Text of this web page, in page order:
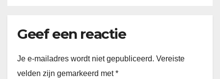
Geef een reactie
Je e-mailadres wordt niet gepubliceerd. Vereiste
velden zijn gemarkeerd met*